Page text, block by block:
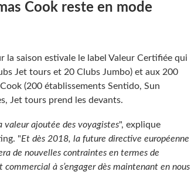
Cook reste en mode
la saison estivale le label Valeur Certifiée qui
Jet tours et 20 Clubs Jumbo) et aux 200
(200 établissements Sentido, Sun
Jet tours prend les devants.
valeur ajoutée des voyagistes", explique
"Et dès 2018, la future directive européenne
de nouvelles contraintes en termes de
à s’engager dès maintenant en nous